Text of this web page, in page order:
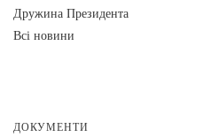
Дружина Президента
Всі новини
ДОКУМЕНТИ